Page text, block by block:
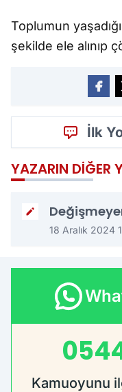
Toplumun
şekilde ele alınıp
İlk
YAZARIN DIĞER
18 Aralık 2024
Kamuoyunu